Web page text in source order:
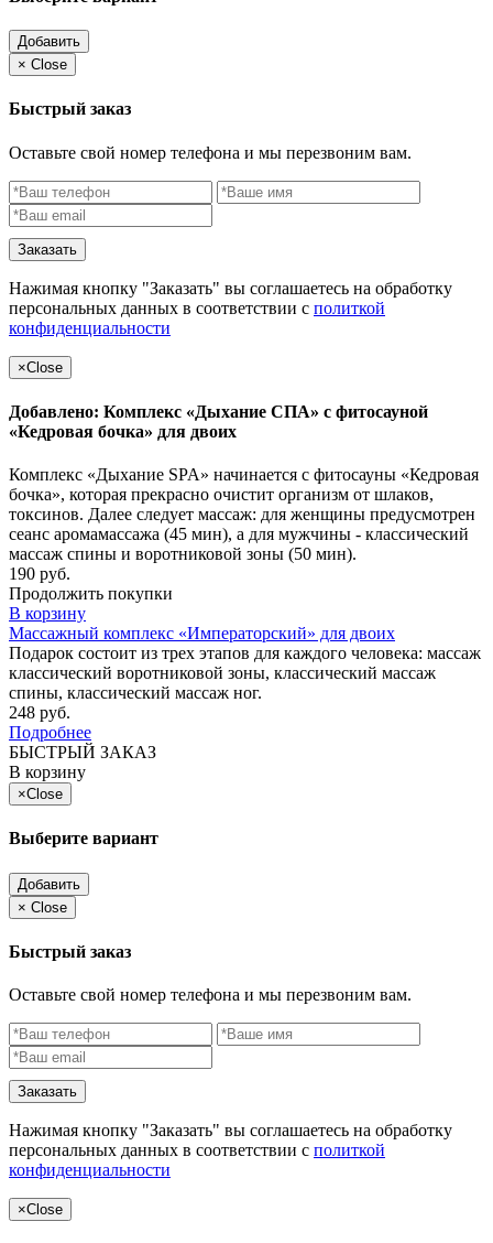
Добавить
× Close
Быстрый заказ
Оставьте свой номер телефона и мы перезвоним вам.
Заказать
Нажимая кнопку "Заказать" вы соглашаетесь на обработку
персональных данных в соответствии с политкой
конфиденциальности
×Close
Добавлено: Комплекс «Дыхание СПА» с фитосауной
«Кедровая бочка» для двоих
Комплекс «Дыхание SPA» начинается с фитосауны «Кедровая
бочка», которая прекрасно очистит организм от шлаков,
токсинов. Далее следует массаж: для женщины предусмотрен
сеанс аромамассажа (45 мин), а для мужчины - классический
массаж спины и воротниковой зоны (50 мин).
190 руб.
Продолжить покупки
В корзину
Массажный комплекс «Императорский» для двоих
Подарок состоит из трех этапов для каждого человека: массаж
классический воротниковой зоны, классический массаж
спины, классический массаж ног.
248 руб.
Подробнее
БЫСТРЫЙ ЗАКАЗ
В корзину
×Close
Выберите вариант
Добавить
× Close
Быстрый заказ
Оставьте свой номер телефона и мы перезвоним вам.
Заказать
Нажимая кнопку "Заказать" вы соглашаетесь на обработку
персональных данных в соответствии с политкой
конфиденциальности
×Close